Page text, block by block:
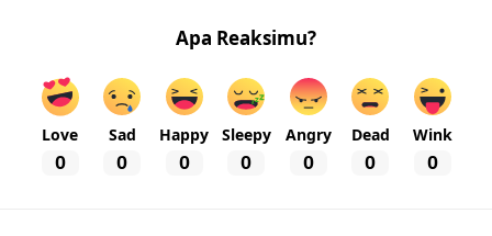
Apa Reaksimu?
Love
0
Sad
0
Happy
0
Sleepy
0
Angry
0
Dead
0
Wink
0